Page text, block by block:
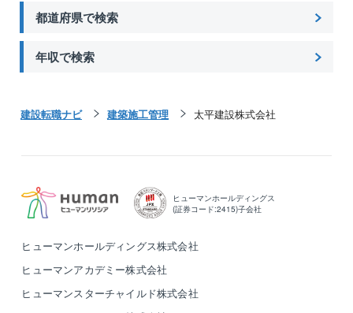
都道府県で検索
年収で検索
建設転職ナビ 建築施工管理 太平建設株式会社
ヒューマンホールディングス
(証券コード:2415)子会社
ヒューマンホールディングス株式会社
ヒューマンアカデミー株式会社
ヒューマンスターチャイルド株式会社